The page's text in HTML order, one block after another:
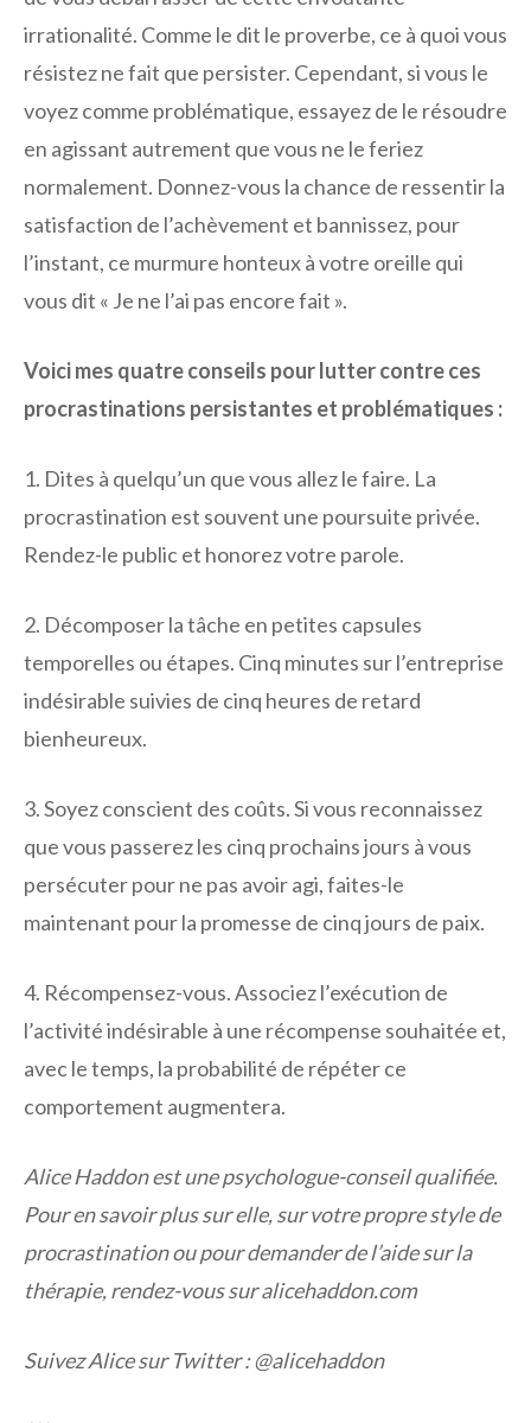
irrationalité. Comme le dit le proverbe, ce à quoi vous
résistez ne fait que persister. Cependant, si vous le
voyez comme problématique, essayez de le résoudre
en agissant autrement que vous ne le feriez
normalement. Donnez-vous la chance de ressentir la
satisfaction de l’achèvement et bannissez, pour
l’instant, ce murmure honteux à votre oreille qui
vous dit « Je ne l’ai pas encore fait ».
Voici mes quatre conseils pour lutter contre ces
procrastinations persistantes et problématiques :
1. Dites à quelqu’un que vous allez le faire. La
procrastination est souvent une poursuite privée.
Rendez-le public et honorez votre parole.
2. Décomposer la tâche en petites capsules
temporelles ou étapes. Cinq minutes sur l’entreprise
indésirable suivies de cinq heures de retard
bienheureux.
3. Soyez conscient des coûts. Si vous reconnaissez
que vous passerez les cinq prochains jours à vous
persécuter pour ne pas avoir agi, faites-le
maintenant pour la promesse de cinq jours de paix.
4. Récompensez-vous. Associez l’exécution de
l’activité indésirable à une récompense souhaitée et,
avec le temps, la probabilité de répéter ce
comportement augmentera.
Alice Haddon est une psychologue-conseil qualifiée.
Pour en savoir plus sur elle, sur votre propre style de
procrastination ou pour demander de l’aide sur la
thérapie, rendez-vous sur alicehaddon.com
Suivez Alice sur Twitter : @alicehaddon